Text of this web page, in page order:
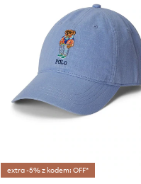
extra -5% z kodem: OFF*